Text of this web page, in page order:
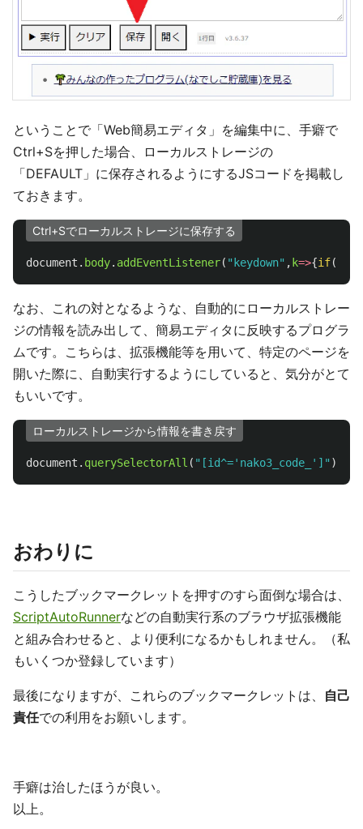
ということで「Web簡易エディタ」を編集中に、手癖で
Ctrl+Sを押した場合、ローカルストレージの
「DEFAULT」に保存されるようにするJSコードを掲載し
ておきます。
Ctrl+Sでローカルストレージに保存する
document . body. addEventListener( " keydown" , k=>{if(
なお、これの対となるような、自動的にローカルストレー
ジの情報を読み出して、簡易エディタに反映するプログラ
ムです。こちらは、拡張機能等を用いて、特定のページを
開いた際に、自動実行するようにしていると、気分がとて
もいいです。
ローカルストレージから情報を書き戻す
document . querySelectorAll ( " [id^='nako3_code_'] " ).
おわりに
こうしたブックマークレットを押すのすら面倒な場合は、
ScriptAutoRunnerなどの自動実行系のブラウザ拡張機能
と組み合わせると、より便利になるかもしれません。（私
もいくつか登録しています）
最後になりますが、これらのブックマークレットは、 自己
責任での利用をお願いします。
手癖は治したほうが良い。
以上。